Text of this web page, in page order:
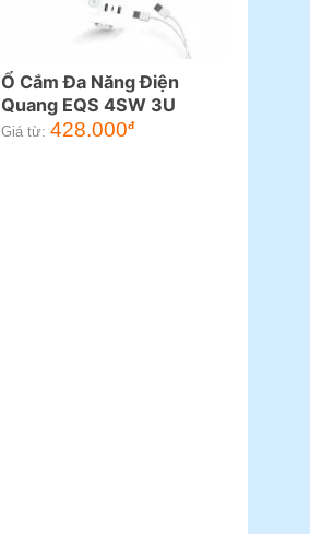
Ổ Cắm Đa Năng Điện
Quang EQS 4SW 3U
Giá từ: 428.000đ